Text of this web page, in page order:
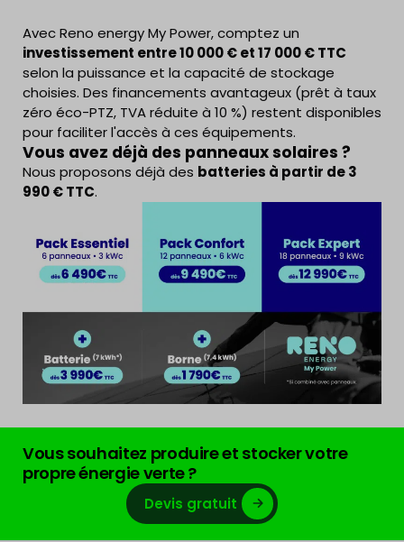
Avec Reno energy My Power, comptez un
investissement entre 10 000 € et 17 000 € TTC
selon la puissance et la capacité de stockage
choisies. Des financements avantageux (prêt à taux
zéro éco-PTZ, TVA réduite à 10 %) restent disponibles
pour faciliter l'accès à ces équipements.
Vous avez déjà des panneaux solaires ?
Nous proposons déjà des batteries à partir de 3
990 € TTC.
Vous souhaitez produire et stocker votre
propre énergie verte ?
Devis gratuit